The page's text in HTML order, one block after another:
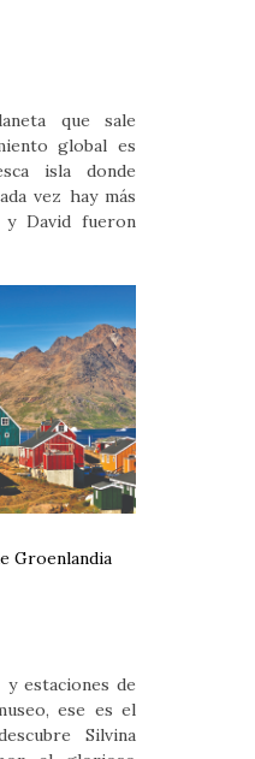
que sale
global es
isla donde
vez hay más
y David fueron
Groenlandia
y estaciones de
ese es el
Silvina